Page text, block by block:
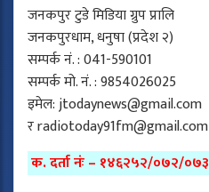
जनकपुर टुडे मिडिया ग्रुप प्रालि
जनकपुरधाम, धनुषा (प्रदेश २)
सम्पर्क नं. : 041-590101
सम्पर्क मो. नं. : 9854026025
इमेल:jtodaynews@gmail.com
रradiotoday91fm@gmail.com
क. दर्ता नंः – १४६२५२/०७२/०७३